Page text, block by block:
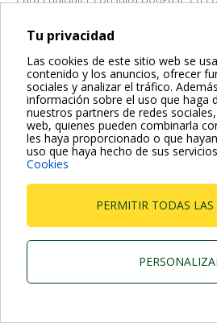
Tu privacidad
Las cookies de este sitio web se
contenido y los anuncios, ofrecer
sociales y analizar el tráfico.
información sobre el uso que haga
nuestros partners de redes
web, quienes pueden combinarla
les haya proporcionado o que
uso que haya hecho de sus
Cookies
PERMITIR TODAS LAS
Dab Pumps Spa © Via Marco Polo, 14 Mestrino
Italy Tel. +39.049.5125000 Fax +39.049.5125950
P.I. 03675230282 - R.E.A. Padova N. 328200- Cap.
Euro €10.000.000 i.v.